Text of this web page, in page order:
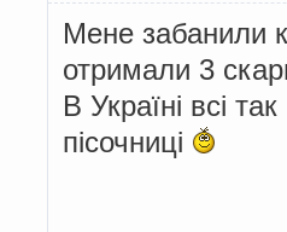
Мене забанили
отримали 3
В Україні всі
пісочниці